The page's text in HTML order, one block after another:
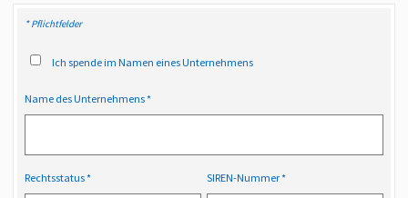
* Pflichtfelder
Ich spende im Namen eines Unternehmens
Name des Unternehmens
Rechtsstatus SIREN-Nummer